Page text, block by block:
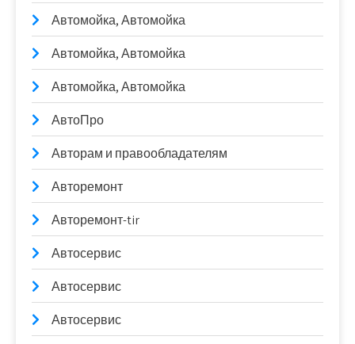
Автомойка, Автомойка
Автомойка, Автомойка
Автомойка, Автомойка
АвтоПро
Авторам и правообладателям
Авторемонт
Авторемонт-tir
Автосервис
Автосервис
Автосервис